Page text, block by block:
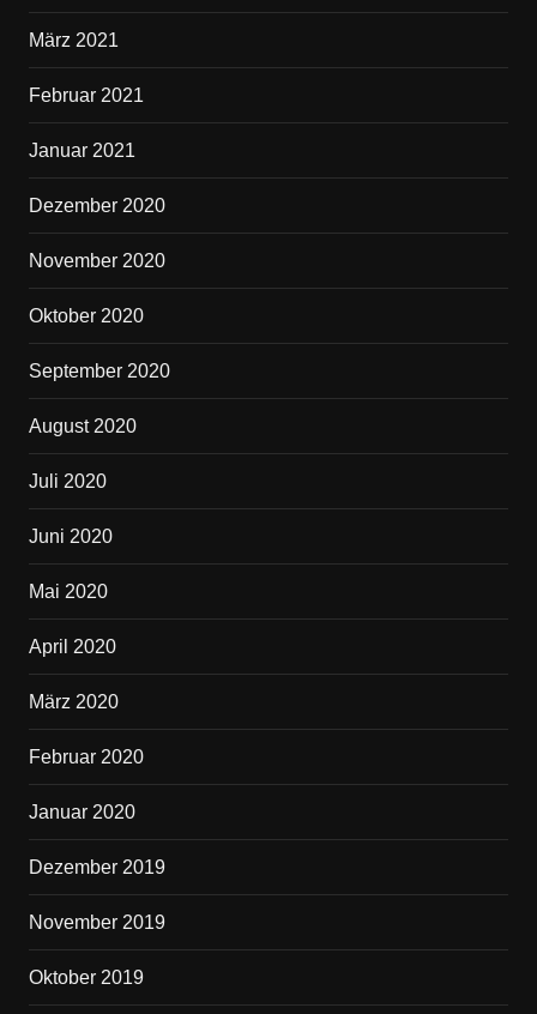
März 2021
Februar 2021
Januar 2021
Dezember 2020
November 2020
Oktober 2020
September 2020
August 2020
Juli 2020
Juni 2020
Mai 2020
April 2020
März 2020
Februar 2020
Januar 2020
Dezember 2019
November 2019
Oktober 2019